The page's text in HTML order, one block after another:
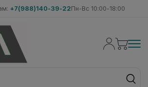
+7(988)140-39-22Пн-Вс 10:00-18:00